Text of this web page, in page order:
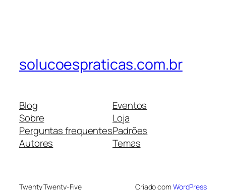
solucoespraticas.com.br
Blog
Sobre
Perguntas frequentes
Autores
Eventos
Loja
Padrões
Temas
Twenty Twenty-Five Criado com WordPress